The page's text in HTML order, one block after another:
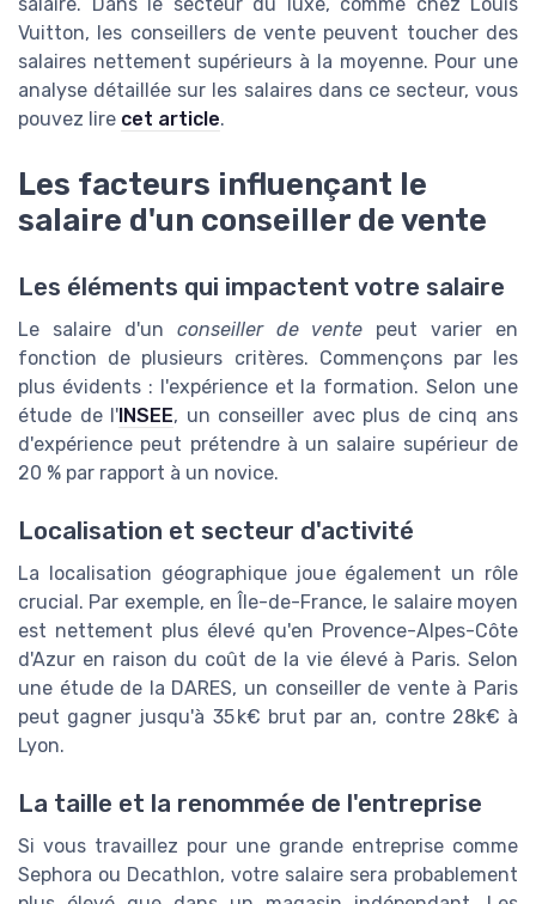
salaire. Dans le secteur du luxe, comme chez Louis
Vuitton, les conseillers de vente peuvent toucher des
salaires nettement supérieurs à la moyenne. Pour une
analyse détaillée sur les salaires dans ce secteur, vous
pouvez lire cet article.
Les facteurs influençant le
salaire d'un conseiller de vente
Les éléments qui impactent votre salaire
Le salaire d'un conseiller de vente peut varier en
fonction de plusieurs critères. Commençons par les
plus évidents : l'expérience et la formation. Selon une
étude de l'INSEE, un conseiller avec plus de cinq ans
d'expérience peut prétendre à un salaire supérieur de
20 % par rapport à un novice.
Localisation et secteur d'activité
La localisation géographique joue également un rôle
crucial. Par exemple, en Île-de-France, le salaire moyen
est nettement plus élevé qu'en Provence-Alpes-Côte
d'Azur en raison du coût de la vie élevé à Paris. Selon
une étude de la DARES, un conseiller de vente à Paris
peut gagner jusqu'à 35 k€ brut par an, contre 28k€ à
Lyon.
La taille et la renommée de l'entreprise
Si vous travaillez pour une grande entreprise comme
Sephora ou Decathlon, votre salaire sera probablement